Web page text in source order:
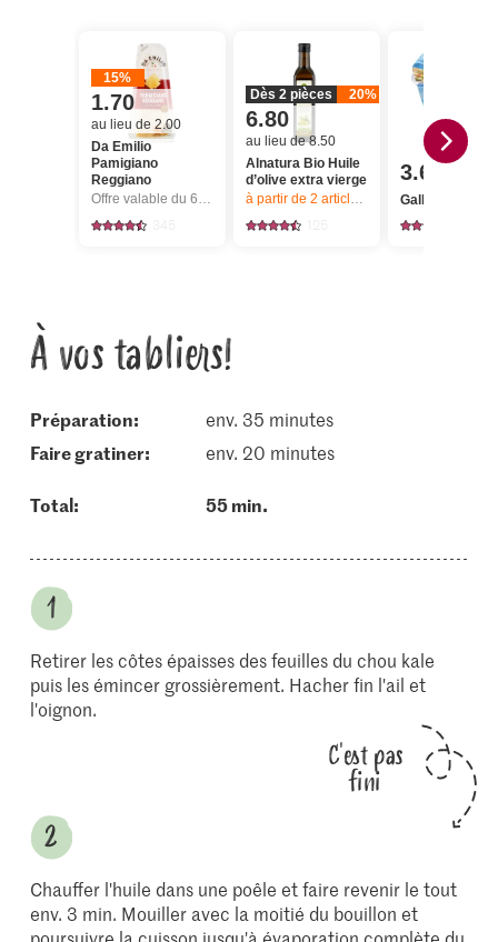
15%
1.70
au lieu de 2.00
Da Emilio
Pamigiano
Reggiano
Offre valable du 6.8 au 12.8.2026, jusqu’à épuisement du stock.
Dès 2 pièces 20%
6.80
au lieu de 8.50
Alnatura Bio Huile
d’olive extra vierge
à partir de 2 articles, Offre valable du
3.65
Galbani Ricotta
À vos tabliers!
Préparation:
env. 35 minutes
faire gratiner:
env. 20 minutes
Total: 55 min.
Retirer les côtes épaisses des feuilles du chou kale
puis les émincer grossièrement. Hacher fin l'ail et
l'oignon.
C'est pas
fini
Chauffer l'huile dans une poêle et faire revenir le tout
env. 3 min. Mouiller avec la moitié du bouillon et